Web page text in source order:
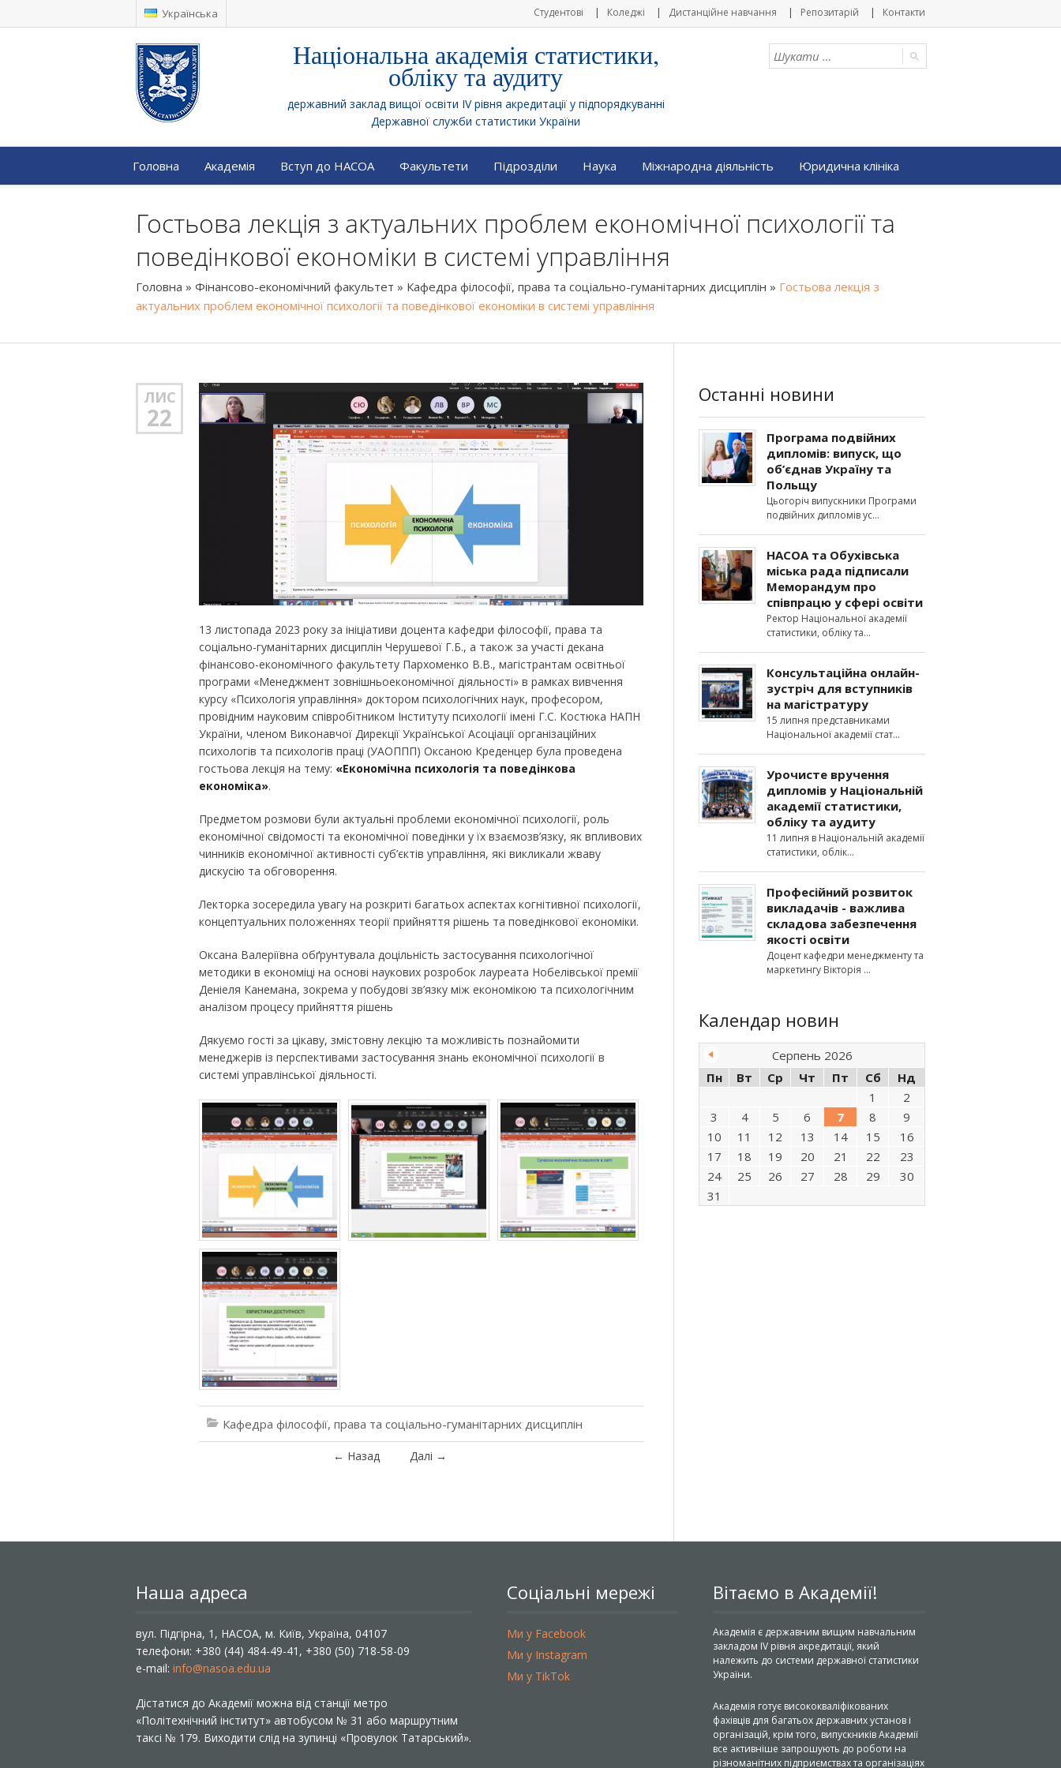
Українська Студентові Коледжі Дистанційне навчання Репозитарій Контакти
Національна академія статистики,
обліку та аудиту
державний заклад вищої освіти IV рівня акредитації у підпорядкуванні
Державної служби статистики України
Головна Академія Вступ до НАСОА Факультети Підрозділи Наука Міжнародна діяльність Юридична клініка
Гостьова лекція з актуальних проблем економічної психології та
поведінкової економіки в системі управління
Головна » Фінансово-економічний факультет » Кафедра філософії, права та соціально-гуманітарних дисциплін » Гостьова лекція з
актуальних проблем економічної психології та поведінкової економіки в системі управління
ЛИС
22
13 листопада 2023 року за ініціативи доцента кафедри філософії, права та
соціально-гуманітарних дисциплін Черушевої Г.Б., а також за участі декана
фінансово-економічного факультету Пархоменко В.В., магістрантам освітньої
програми «Менеджмент зовнішньоекономічної діяльності» в рамках вивчення
курсу «Психологія управління» доктором психологічних наук, професором,
провідним науковим співробітником Інституту психології імені Г.С. Костюка НАПН
України, членом Виконавчої Дирекції Української Асоціації організаційних
психологів та психологів праці (УАОППП) Оксаною Креденцер була проведена
гостьова лекція на тему: «Економічна психологія та поведінкова
економіка».
Предметом розмови були актуальні проблеми економічної психології, роль
економічної свідомості та економічної поведінки у їх взаємозв’язку, як впливових
чинників економічної активності суб’єктів управління, які викликали жваву
дискусію та обговорення.
Лекторка зосередила увагу на розкриті багатьох аспектах когнітивної психології,
концептуальних положеннях теорії прийняття рішень та поведінкової економіки.
Оксана Валеріївна обґрунтувала доцільність застосування психологічної
методики в економіці на основі наукових розробок лауреата Нобелівської премії
Деніеля Канемана, зокрема у побудові зв’язку між економікою та психологічним
аналізом процесу прийняття рішень
Дякуємо гості за цікаву, змістовну лекцію та можливість познайомити
менеджерів із перспективами застосування знань економічної психології в
системі управлінської діяльності.
Кафедра філософії, права та соціально-гуманітарних дисциплін
← Назад Далі →
Останні новини
Програма подвійних
дипломів: випуск, що
об’єднав Україну та
Польщу
Цьогоріч випускники Програми
подвійних дипломів ус
НАСОА та Обухівська
міська рада підписали
Меморандум про
співпрацю у сфері освіти
Ректор Національної академії
статистики, обліку та
Консультаційна онлайн-
зустріч для вступників
на магістратуру
15 липня представниками
Національної академії стат
Урочисте вручення
дипломів у Національній
академії статистики,
обліку та аудиту
11 липня в Національній академії
статистики, облік
Професійний розвиток
викладачів - важлива
складова забезпечення
якості освіти
Доцент кафедри менеджменту та
маркетингу Вікторія
Календар новин
Серпень 2026
Пн
Вт Ср Чт Пт Сб
Нд
1
2
3
4 5 6 7 8
9
10
11 12 13 14 15
16
17
18 19 20 21 22
23
24
25 26 27 28 29
30
31
Наша адреса
вул. Підгірна, 1, НАСОА, м. Київ, Україна, 04107
телефони: +380 (44) 484-49-41, +380 (50) 718-58-09
e-mail: info@nasoa.edu.ua
Дістатися до Академії можна від станції метро
«Політехнічний інститут» автобусом № 31 або маршрутним
таксі № 179. Виходити слід на зупинці «Провулок Татарський».
Соціальні мережі
Ми у Facebook
Ми у Instagram
Ми у TikTok
Вітаємо в Академії!
Академія є державним вищим навчальним
закладом IV рівня акредитації, який
належить до системи державної статистики
України.
Академія готує висококваліфікованих
фахівців для багатьох державних установ і
організацій, крім того, випускників Академії
все активніше запрошують до роботи на
різноманітних підприємствах та організаціях